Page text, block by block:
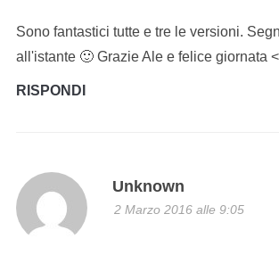
Sono fantastici tutte e tre le versioni.
all'istante 🙂 Grazie Ale e felice giornata
RISPONDI
Unknown
2 Marzo 2016 alle 9:05